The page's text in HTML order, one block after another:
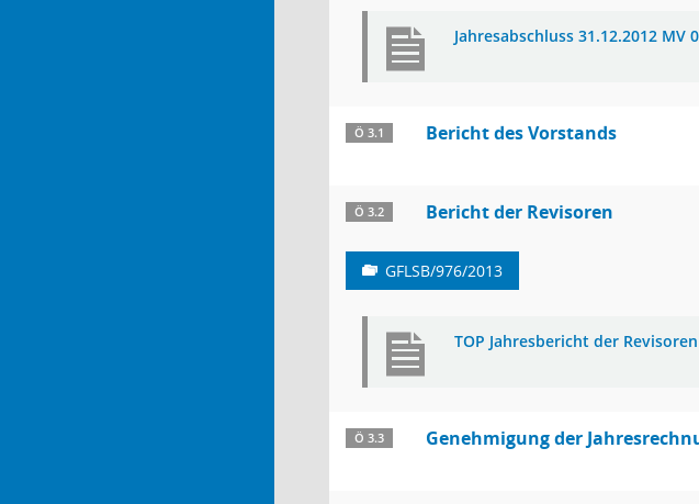
Jahresabschluss 31.12.2012 MV
Ö 3.1 Bericht des Vorstands
Ö 3.2 Bericht der Revisoren
GFLSB/976/2013
TOP Jahresbericht der
Ö 3.3 Genehmigung der